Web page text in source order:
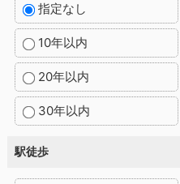
指定なし
10年以内
20年以内
30年以内
駅徒歩